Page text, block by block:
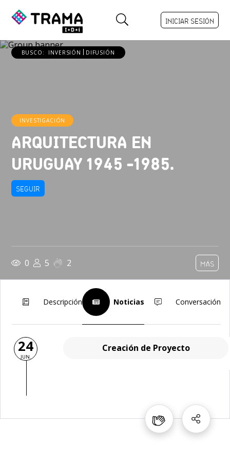
INICIAR SESIÓN
BUSCO: INVERSIÓN DIFUSIÓN
INVESTIGACIÓN
ARQUITECTURA EN
URUGUAY 1945 -1985.
SEGUIR
0 5 2 MÁS
Descripción Noticias Conversación
24
JUN.
Creación de Proyecto